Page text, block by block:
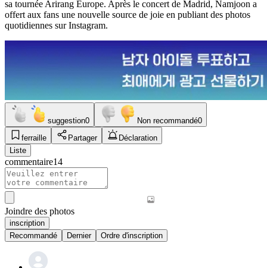
sa tournée Arirang Europe. Après le concert de Madrid, Namjoon a
offert aux fans une nouvelle source de joie en publiant des photos
quotidiennes sur Instagram.
suggestion0 Non recommandé0
ferraille
Partager
Déclaration
Liste
commentaire14
Joindre des photos
inscription
Recommandé
Dernier Ordre d'inscription